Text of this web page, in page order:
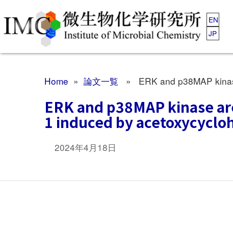
EN
JP
Home » 論文一覧 » ERK and p38MAP
ERK and p38MAP kinase
1 induced by
2024年4月18日